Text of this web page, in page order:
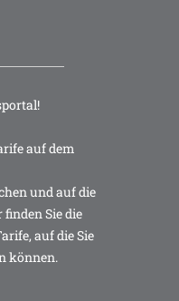
auf dem
und auf die
Sie die
auf die Sie
können.